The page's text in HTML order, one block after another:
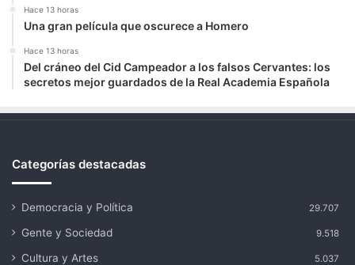
Hace 13 horas
Una gran película que oscurece a Homero
Hace 13 horas
Del cráneo del Cid Campeador a los falsos Cervantes: los
secretos mejor guardados de la Real Academia Española
Categorías destacadas
Democracia y Política 29.707
Gente y Sociedad 9.518
Cultura y Artes 5.037